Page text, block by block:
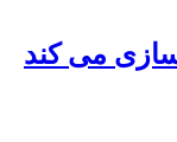
می کند